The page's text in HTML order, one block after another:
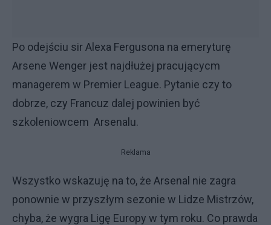
Po odejściu sir Alexa Fergusona na emeryturę
Arsene Wenger jest najdłużej pracującycm
managerem w Premier League. Pytanie czy to
dobrze, czy Francuz dalej powinien być
szkoleniowcem Arsenalu.
Reklama
Wszystko wskazuję na to, że Arsenal nie zagra
ponownie w przyszłym sezonie w Lidze Mistrzów,
chyba, że wygra Ligę Europy w tym roku. Co prawda